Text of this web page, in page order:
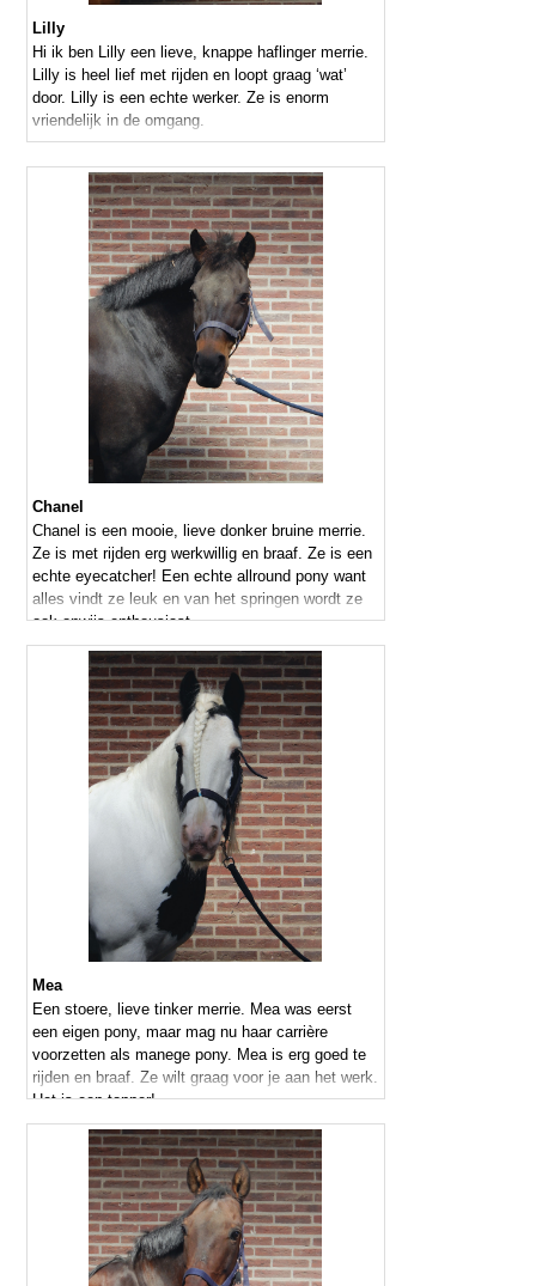
Lilly
Hi ik ben Lilly een lieve, knappe haflinger merrie.
Lilly is heel lief met rijden en loopt graag ‘wat’
door. Lilly is een echte werker. Ze is enorm
vriendelijk in de omgang.
Chanel
Chanel is een mooie, lieve donker bruine merrie.
Ze is met rijden erg werkwillig en braaf. Ze is een
echte eyecatcher! Een echte allround pony want
alles vindt ze leuk en van het springen wordt ze
ook onwijs enthousiast.
Mea
Een stoere, lieve tinker merrie. Mea was eerst
een eigen pony, maar mag nu haar carrière
voorzetten als manege pony. Mea is erg goed te
rijden en braaf. Ze wilt graag voor je aan het werk.
Het is een topper!